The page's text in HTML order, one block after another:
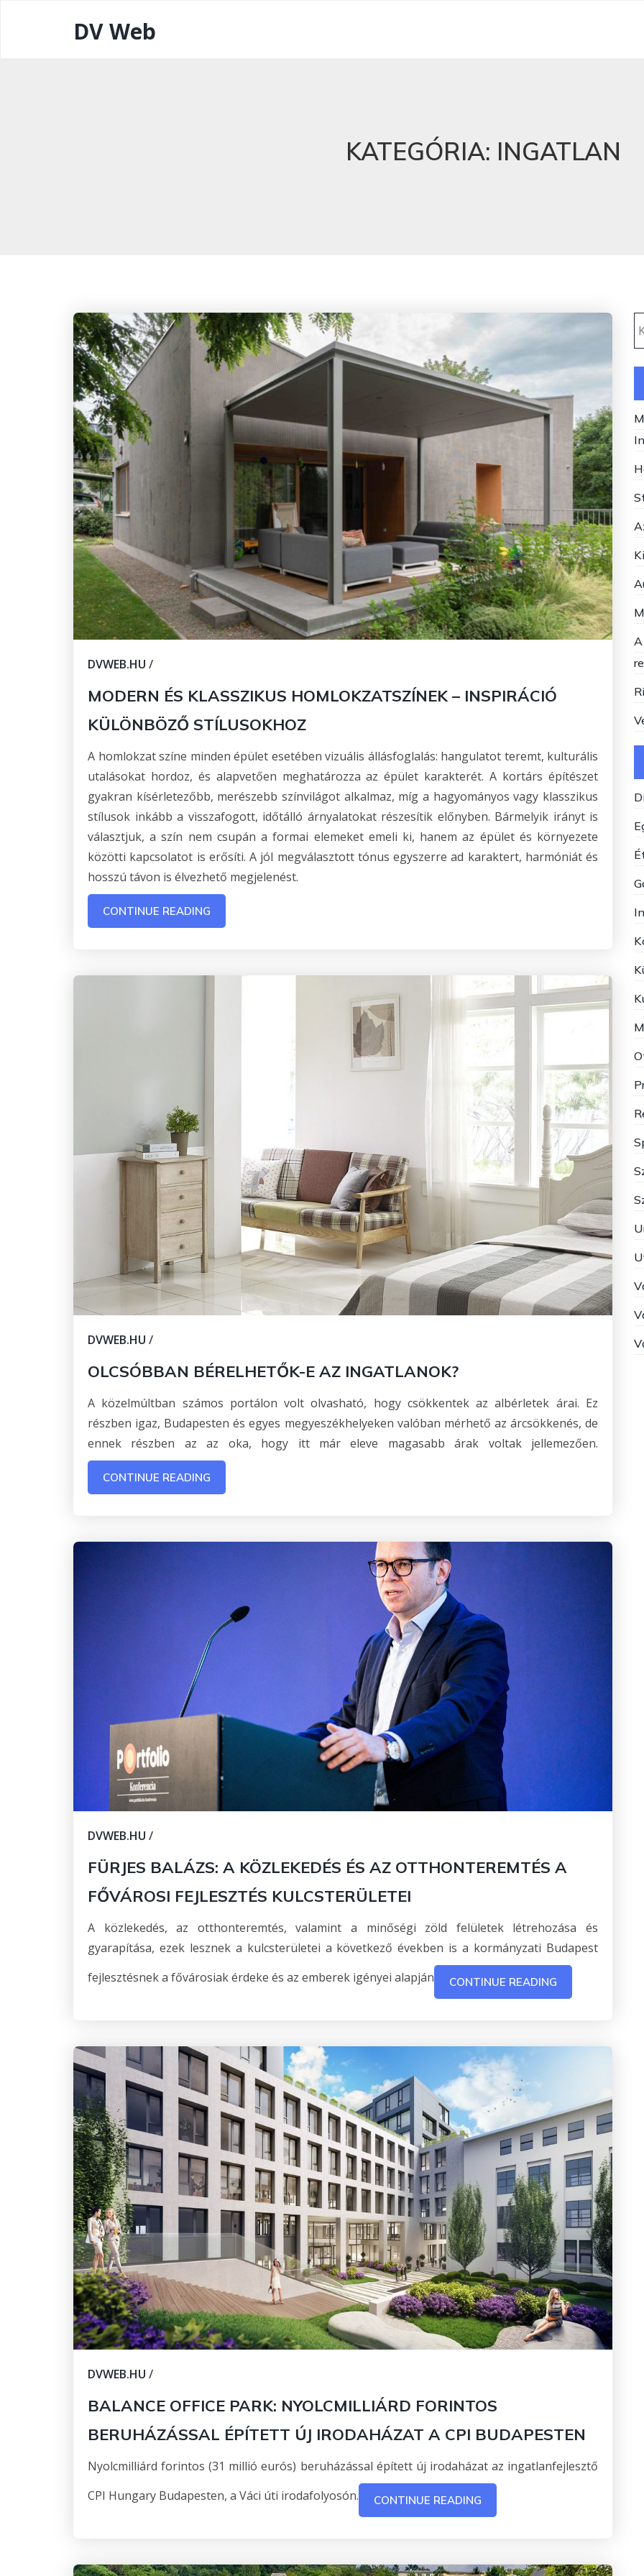
DV Web
KATEGÓRIA: INGATLAN
DVWEB.HU /
MODERN ÉS KLASSZIKUS HOMLOKZATSZÍNEK – INSPIRÁCIÓ
KÜLÖNBÖZŐ STÍLUSOKHOZ
A homlokzat színe minden épület esetében vizuális állásfoglalás: hangulatot teremt, kulturális
utalásokat hordoz, és alapvetően meghatározza az épület karakterét. A kortárs építészet
gyakran kísérletezőbb, merészebb színvilágot alkalmaz, míg a hagyományos vagy klasszikus
stílusok inkább a visszafogott, időtálló árnyalatokat részesítik előnyben. Bármelyik irányt is
választjuk, a szín nem csupán a formai elemeket emeli ki, hanem az épület és környezete
közötti kapcsolatot is erősíti. A jól megválasztott tónus egyszerre ad karaktert, harmóniát és
hosszú távon is élvezhető megjelenést.
CONTINUE READING
DVWEB.HU /
OLCSÓBBAN BÉRELHETŐK-E AZ INGATLANOK?
A közelmúltban számos portálon volt olvasható, hogy csökkentek az albérletek árai. Ez
részben igaz, Budapesten és egyes megyeszékhelyeken valóban mérhető az árcsökkenés, de
ennek részben az az oka, hogy itt már eleve magasabb árak voltak jellemezően.
CONTINUE READING
DVWEB.HU /
FÜRJES BALÁZS: A KÖZLEKEDÉS ÉS AZ OTTHONTEREMTÉS A
FŐVÁROSI FEJLESZTÉS KULCSTERÜLETEI
A közlekedés, az otthonteremtés, valamint a minőségi zöld felületek létrehozása és
gyarapítása, ezek lesznek a kulcsterületei a következő években is a kormányzati Budapest
fejlesztésnek a fővárosiak érdeke és az emberek igényei alapján
CONTINUE READING
DVWEB.HU /
BALANCE OFFICE PARK: NYOLCMILLIÁRD FORINTOS
BERUHÁZÁSSAL ÉPÍTETT ÚJ IRODAHÁZAT A CPI BUDAPESTEN
Nyolcmilliárd forintos (31 millió eurós) beruházással épített új irodaházat az ingatlanfejlesztő
CPI Hungary Budapesten, a Váci úti irodafolyosón.
CONTINUE READING